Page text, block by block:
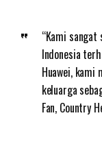
“Kami
Indonesia
Huawei, kami
keluarga
Fan, Country